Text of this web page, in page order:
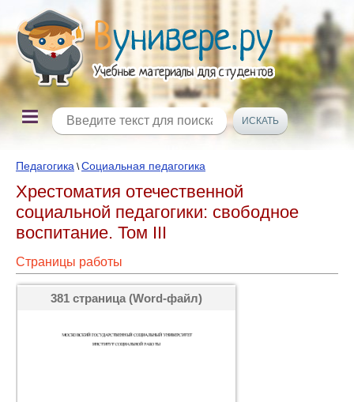
Педагогика \Социальная педагогика
Хрестоматия отечественной
социальной педагогики: свободное
воспитание. Том III
Страницы работы
381 страница (Word-файл)